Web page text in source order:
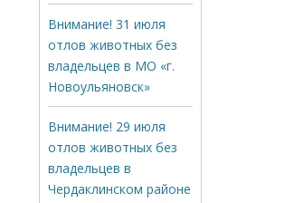
Внимание! 31 июля
отлов животных без
владельцев в МО «г.
Новоульяновск»
Внимание! 29 июля
отлов животных без
владельцев в
Чердаклинском районе